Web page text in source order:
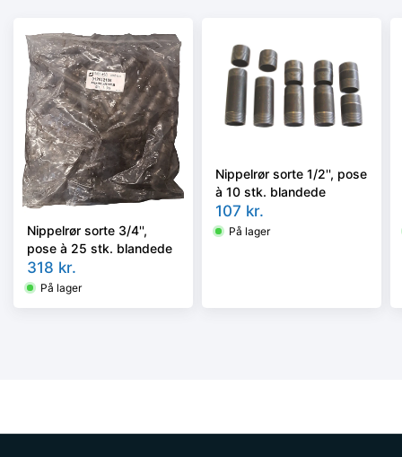
Nippelrør sorte 3/4'',
pose à 25 stk. blandede
318 kr.
På lager
Nippelrør sorte 1/2'', pose
à 10 stk. blandede
107 kr.
På lager